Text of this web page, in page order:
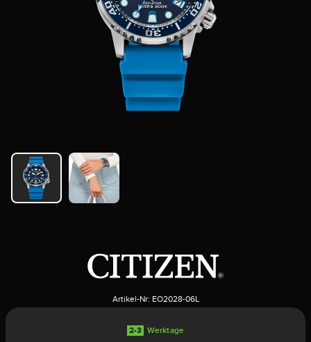
Artikel-Nr: EO2028-06L
2-3 Werktage